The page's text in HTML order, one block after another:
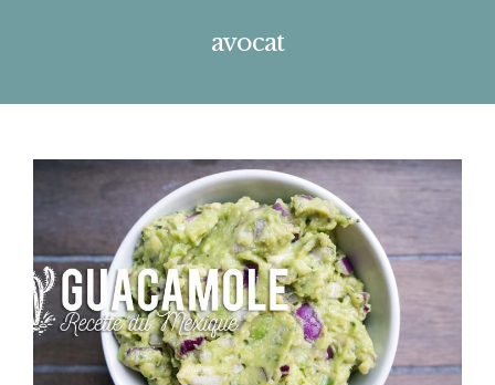
avocat